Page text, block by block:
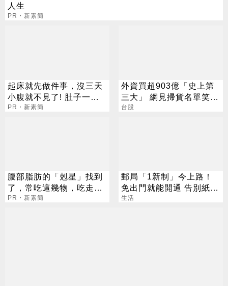
人生
PR・新素簡
起床就先做件事，沒三天
小腹就不見了! 肚子一天
天變小！
PR・新素簡
外資買超903億「史上第
三大」 網見掃貨名單笑：
不懂在幹嘛
台股
腹部脂肪的「剋星」找到
了，常吃這幾物，吃走大
肚囊，瘦出小蠻腰
PR・新素簡
郵局「1新制」今上路！
免出門就能開通 告別紙本
不用跑臨櫃
生活